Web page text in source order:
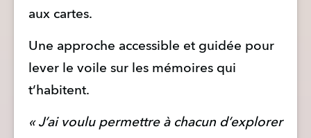
aux cartes.
Une approche accessible et guidée pour
lever le voile sur les mémoires qui
t’habitent.
« J’ai voulu permettre à chacun d’explorer